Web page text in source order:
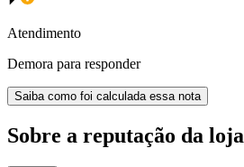
Atendimento
Demora para responder
Saiba como foi calculada essa nota
Sobre a reputação da loja